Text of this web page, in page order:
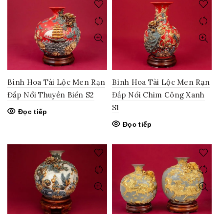
Bình Hoa Tài Lộc Men Rạn
Đắp Nổi Thuyền Biển S2
Đọc tiếp
Bình Hoa Tài Lộc Men Rạn
Đắp Nổi Chim Công Xanh
S1
Đọc tiếp